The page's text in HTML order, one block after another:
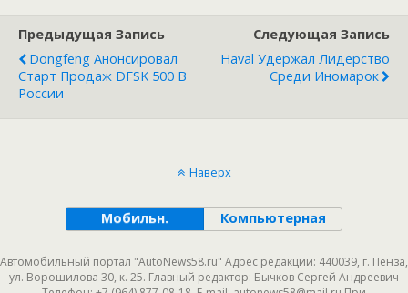
Предыдущая Запись
Dongfeng Анонсировал
Старт Продаж DFSK 500 В
России
Следующая Запись
Haval Удержал Лидерство
Среди Иномарок
Наверх
Мобильн. Компьютерная
Автомобильный портал "AutoNews58.ru" Адрес редакции: 440039, г. Пенза,
ул. Ворошилова 30, к. 25. Главный редактор: Бычков Сергей Андреевич